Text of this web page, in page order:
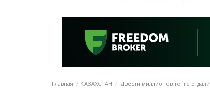
Главная КАЗАХСТАН Двести миллионов тенге